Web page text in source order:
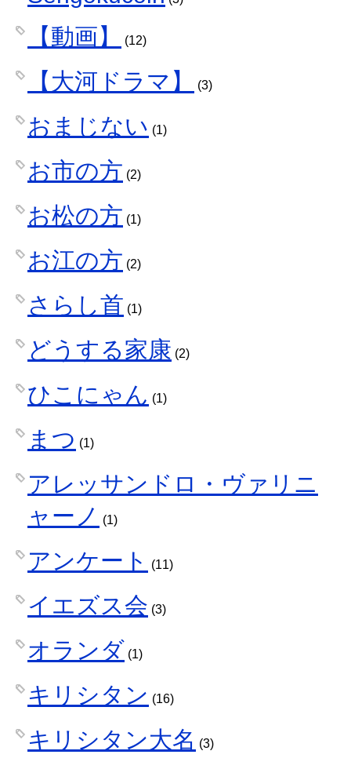
【動画】 (12)
【大河ドラマ】 (3)
おまじない (1)
お市の方 (2)
お松の方 (1)
お江の方 (2)
さらし首 (1)
どうする家康 (2)
ひこにゃん (1)
まつ (1)
アレッサンドロ・ヴァリニ
ャーノ
(1)
アンケート (11)
イエズス会 (3)
オランダ (1)
キリシタン (16)
キリシタン大名 (3)